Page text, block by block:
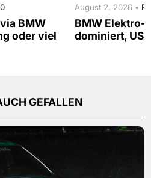
0
BMW
oder viel
August 2, 2026 •
BMW Elektro-
dominiert,
GEFALLEN